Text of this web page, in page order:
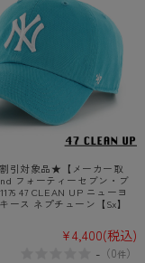
引対象品★【メーカー取
フォーティーセブン・ブ
47 CLEAN UP ニューヨ
ース ネプチューン【Sx】
¥4,400(税込)
- （0件）